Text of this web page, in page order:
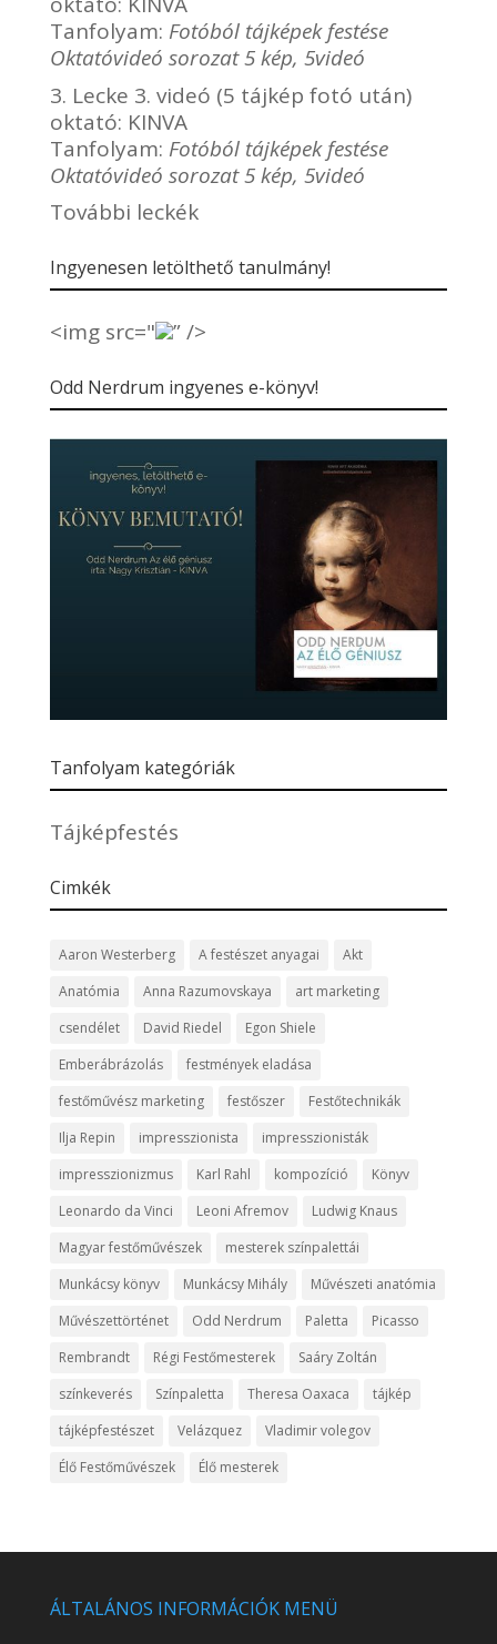
Tanfolyam: Fotóból tájképek festése
Oktatóvideó sorozat 5 kép, 5videó
3. Lecke 3. videó (5 tájkép fotó után)
oktató: KINVA
Tanfolyam: Fotóból tájképek festése
Oktatóvideó sorozat 5 kép, 5videó
További leckék
Ingyenesen letölthető tanulmány!
<img src=" ” />
Odd Nerdrum ingyenes e-könyv!
Tanfolyam kategóriák
Tájképfestés
Cimkék
Aaron Westerberg A festészet anyagai
Akt
Anatómia
Anna Razumovskaya
art marketing
csendélet
David Riedel
Egon Shiele
Emberábrázolás
festmények eladása
festőművész marketing
festőszer
Festőtechnikák
Ilja Repin
impresszionista
impresszionisták
impresszionizmus
Karl Rahl kompozíció
Könyv
Leonardo da Vinci
Leoni Afremov
Ludwig Knaus
Magyar festőművészek
mesterek színpalettái
Munkácsy könyv
Munkácsy Mihály
Művészeti anatómia
Művészettörténet
Odd Nerdrum Paletta
Picasso
Rembrandt
Régi Festőmesterek
Saáry Zoltán
színkeverés
Színpaletta Theresa Oaxaca
tájkép
tájképfestészet
Velázquez
Vladimir volegov
Élő Festőművészek
Élő mesterek
ÁLTALÁNOS INFORMÁCIÓK MENÜ